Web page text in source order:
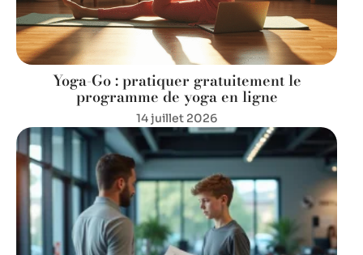
Yoga-Go : pratiquer gratuitement le
programme de yoga en ligne
14 juillet 2026